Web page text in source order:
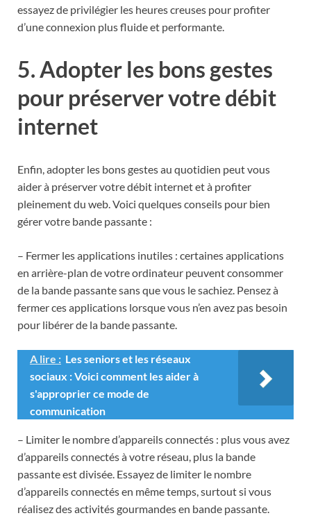
essayez de privilégier les heures creuses pour profiter
d’une connexion plus fluide et performante.
5. Adopter les bons gestes
pour préserver votre débit
internet
Enfin, adopter les bons gestes au quotidien peut vous
aider à préserver votre débit internet et à profiter
pleinement du web. Voici quelques conseils pour bien
gérer votre bande passante :
– Fermer les applications inutiles : certaines applications
en arrière-plan de votre ordinateur peuvent consommer
de la bande passante sans que vous le sachiez. Pensez à
fermer ces applications lorsque vous n’en avez pas besoin
pour libérer de la bande passante.
A lire : Les seniors et les réseaux
sociaux : Voici comment les aider à
s'approprier ce mode de
communication
– Limiter le nombre d’appareils connectés : plus vous avez
d’appareils connectés à votre réseau, plus la bande
passante est divisée. Essayez de limiter le nombre
d’appareils connectés en même temps, surtout si vous
réalisez des activités gourmandes en bande passante.